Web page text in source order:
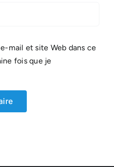
mail et site Web dans ce
fois que je